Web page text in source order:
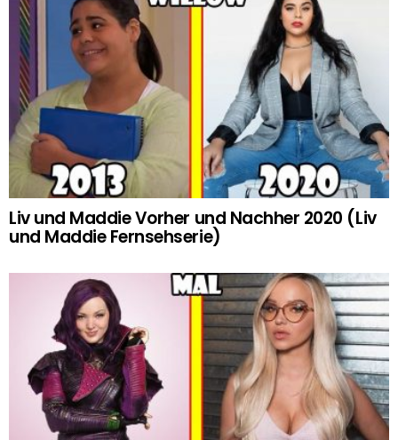
Liv und Maddie Vorher und Nachher 2020 (Liv
und Maddie Fernsehserie)